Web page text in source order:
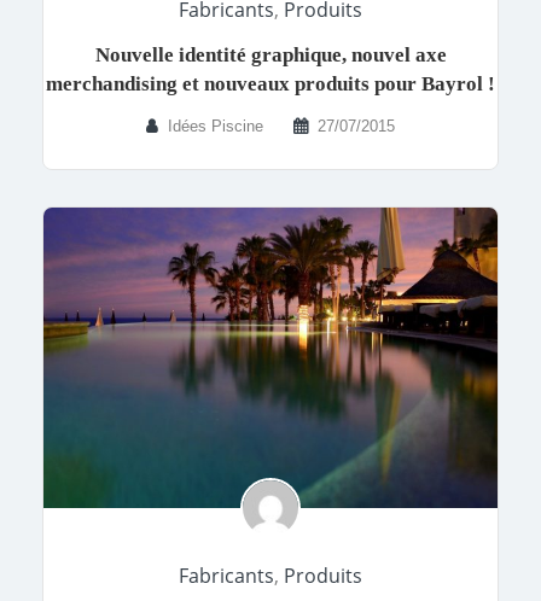
Fabricants, Produits
Nouvelle identité graphique, nouvel axe
merchandising et nouveaux produits pour Bayrol !
Idées Piscine 27/07/2015
Fabricants, Produits